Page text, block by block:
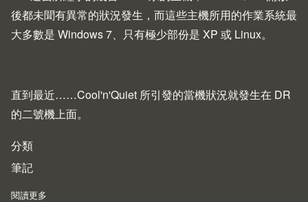
後都未聞有異常的狀況發生，而這些主機所用的作業系統最
大多數是 Windows 7、只有極少部份是 XP 或 Linux。
直到最近……Cool'n'Quiet 所引發的當機狀況就發生在 DR
的二號機上面。
分類
筆記
閱讀更多